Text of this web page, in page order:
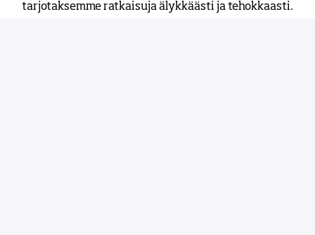
tarjotaksemme ratkaisuja älykkäästi ja tehokkaasti.